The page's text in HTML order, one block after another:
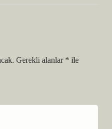
Gerekli alanlar * ile